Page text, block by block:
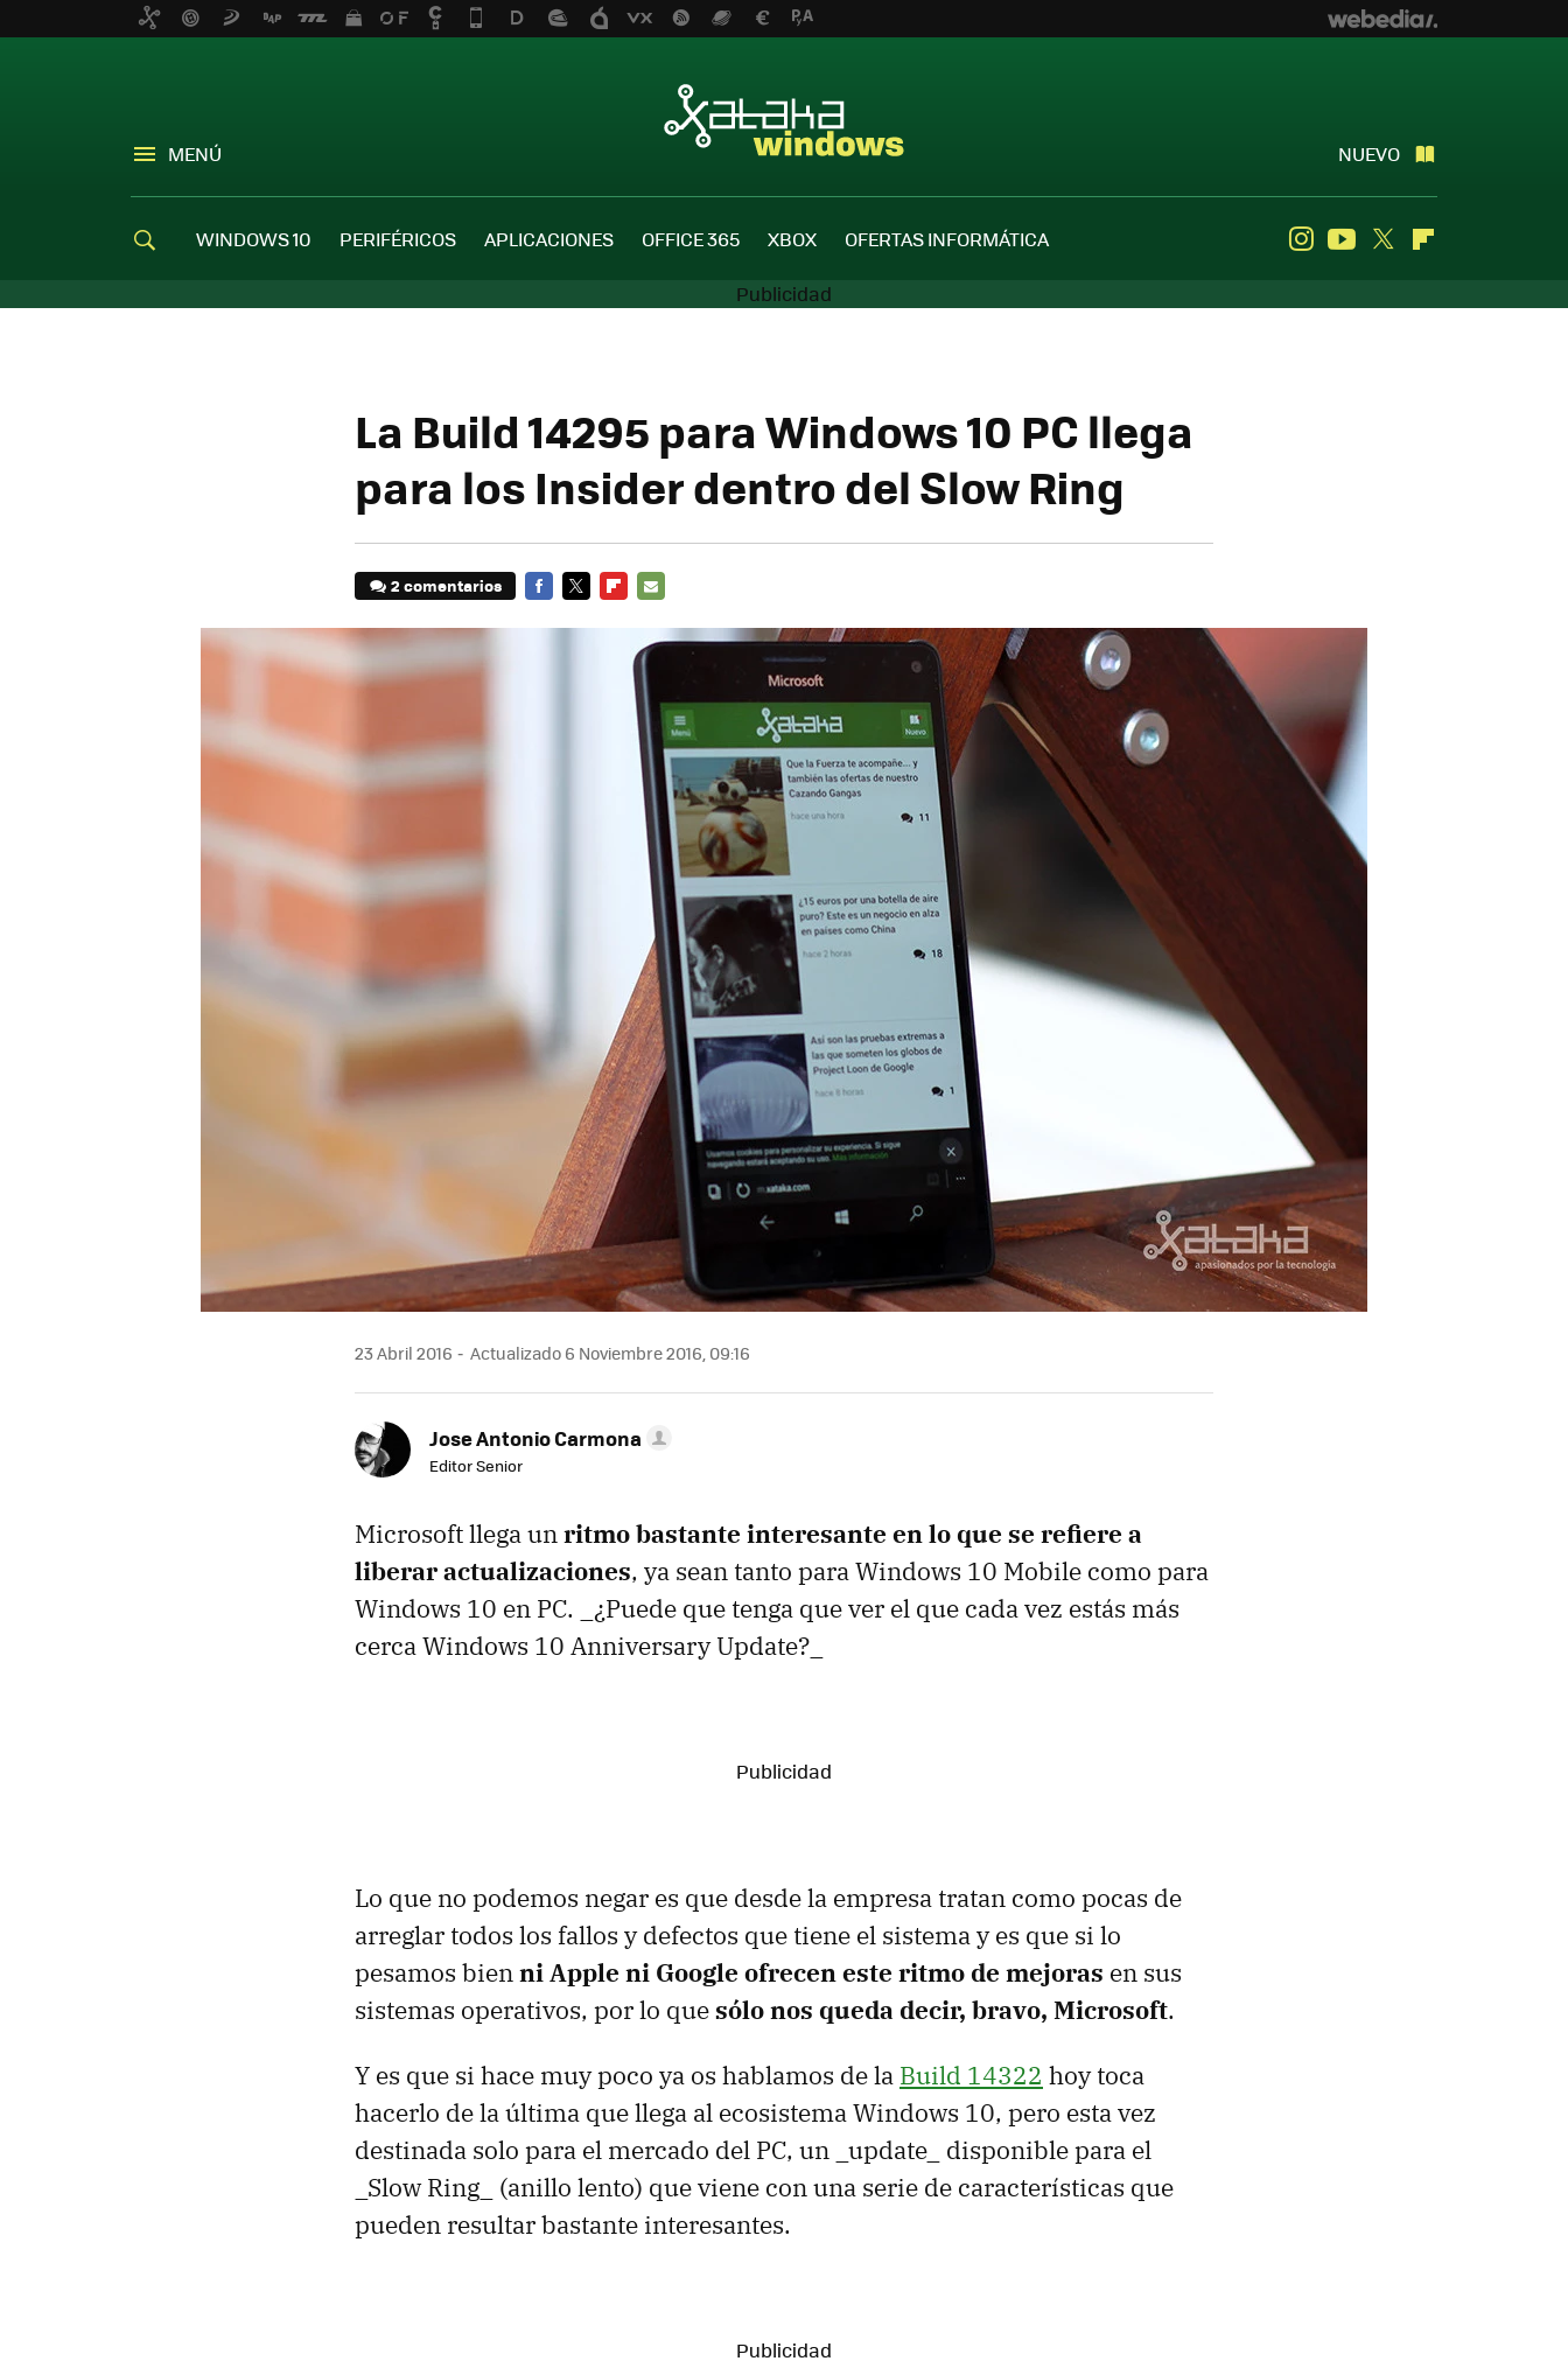
MENÚ NUEVO
WINDOWS 10 PERIFÉRICOS APLICACIONES OFFICE 365 XBOX OFERTAS INFORMÁTICA InstagramYoutube
Twitter
La Build 14295 para Windows 10 PC llega
para los Insider dentro del Slow Ring
2 comentarios
MAIL
23 Abril 2016 Actualizado 6 Noviembre 2016, 09:16
Jose Antonio Carmona
Editor Senior
Microsoft llega unritmo bastante interesante en lo que se refiere a
liberar actualizaciones, ya sean tanto para Windows 10 Mobile como para
Windows 10 en PC. _¿Puede que tenga que ver el que cada vez estás más
cerca Windows 10 Anniversary Update?_
Lo que no podemos negar es que desde la empresa tratan como pocas de
arreglar todos los fallos y defectos que tiene el sistema y es que si lo
pesamos bienni Apple ni Google ofrecen este ritmo de mejoras en sus
sistemas operativos, por lo quesólo nos queda decir, bravo, Microsoft.
Y es que si hace muy poco ya os hablamos de la Build 14322 hoy toca
hacerlo de la última que llega al ecosistema Windows 10, pero esta vez
destinada solo para el mercado del PC, un _update_ disponible para el
_Slow Ring_ (anillo lento) que viene con una serie de características que
pueden resultar bastante interesantes.